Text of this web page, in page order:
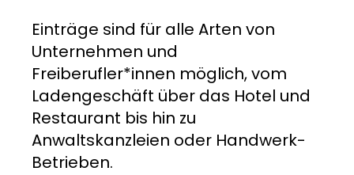
Einträge sind für alle Arten von
Unternehmen und
Freiberufler*innen möglich, vom
Ladengeschäft über das Hotel und
Restaurant bis hin zu
Anwaltskanzleien oder Handwerk-
Betrieben.